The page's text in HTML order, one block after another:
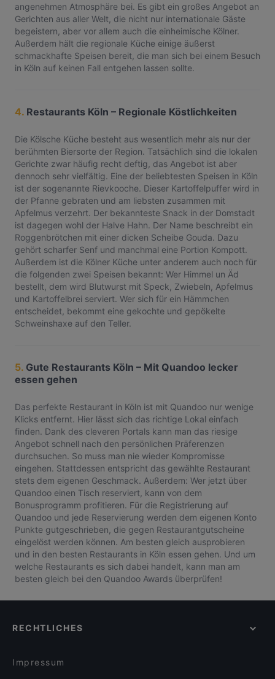
angenehmen Atmosphäre bei. Es gibt ein großes Angebot an
Gerichten aus aller Welt, die nicht nur internationale Gäste
begeistern, aber vor allem auch die einheimische Kölner.
Außerdem hält die regionale Küche einige äußerst
schmackhafte Speisen bereit, die man sich bei einem Besuch
in Köln auf keinen Fall entgehen lassen sollte.
4. Restaurants Köln – Regionale Köstlichkeiten
Die Kölsche Küche besteht aus wesentlich mehr als nur der
berühmten Biersorte der Region. Tatsächlich sind die lokalen
Gerichte zwar häufig recht deftig, das Angebot ist aber
dennoch sehr vielfältig. Eine der beliebtesten Speisen in Köln
ist der sogenannte Rievkooche. Dieser Kartoffelpuffer wird in
der Pfanne gebraten und am liebsten zusammen mit
Apfelmus verzehrt. Der bekannteste Snack in der Domstadt
ist dagegen wohl der Halve Hahn. Der Name beschreibt ein
Roggenbrötchen mit einer dicken Scheibe Gouda. Dazu
gehört scharfer Senf und manchmal eine Portion Kompott.
Außerdem ist die Kölner Küche unter anderem auch noch für
die folgenden zwei Speisen bekannt: Wer Himmel un Äd
bestellt, dem wird Blutwurst mit Speck, Zwiebeln, Apfelmus
und Kartoffelbrei serviert. Wer sich für ein Hämmchen
entscheidet, bekommt eine gekochte und gepökelte
Schweinshaxe auf den Teller.
5. Gute Restaurants Köln – Mit Quandoo lecker
essen gehen
Das perfekte Restaurant in Köln ist mit Quandoo nur wenige
Klicks entfernt. Hier lässt sich das richtige Lokal einfach
finden. Dank des cleveren Portals kann man das riesige
Angebot schnell nach den persönlichen Präferenzen
durchsuchen. So muss man nie wieder Kompromisse
eingehen. Stattdessen entspricht das gewählte Restaurant
stets dem eigenen Geschmack. Außerdem: Wer jetzt über
Quandoo einen Tisch reserviert, kann von dem
Bonusprogramm profitieren. Für die Registrierung auf
Quandoo und jede Reservierung werden dem eigenen Konto
Punkte gutgeschrieben, die gegen Restaurantgutscheine
eingelöst werden können. Am besten gleich ausprobieren
und in den besten Restaurants in Köln essen gehen. Und um
welche Restaurants es sich dabei handelt, kann man am
besten gleich bei den Quandoo Awards überprüfen!
RECHTLICHES
Impressum